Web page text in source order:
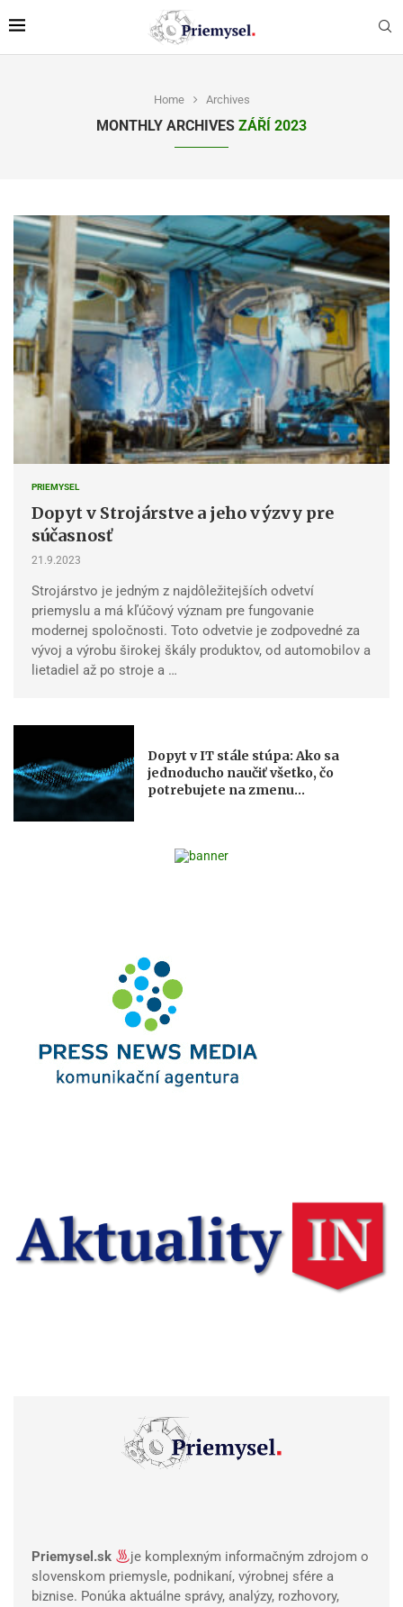
Home Archives
MONTHLY ARCHIVES ZÁŘÍ 2023
PRIEMYSEL
Dopyt v Strojárstve a jeho výzvy pre
súčasnosť
21.9.2023
Strojárstvo je jedným z najdôležitejších odvetví
priemyslu a má kľúčový význam pre fungovanie
modernej spoločnosti. Toto odvetvie je zodpovedné za
vývoj a výrobu širokej škály produktov, od automobilov a
lietadiel až po stroje a …
Dopyt v IT stále stúpa: Ako sa
jednoducho naučiť všetko, čo
potrebujete na zmenu...
Priemysel.sk
je komplexným informačným zdrojom o
slovenskom priemysle, podnikaní, výrobnej sfére a
biznise. Ponúka aktuálne správy, analýzy, rozhovory,